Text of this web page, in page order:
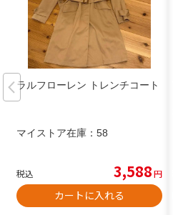
ラルフローレン トレンチコート
マイストア在庫： 58
税込 3,588円
カートに入れる